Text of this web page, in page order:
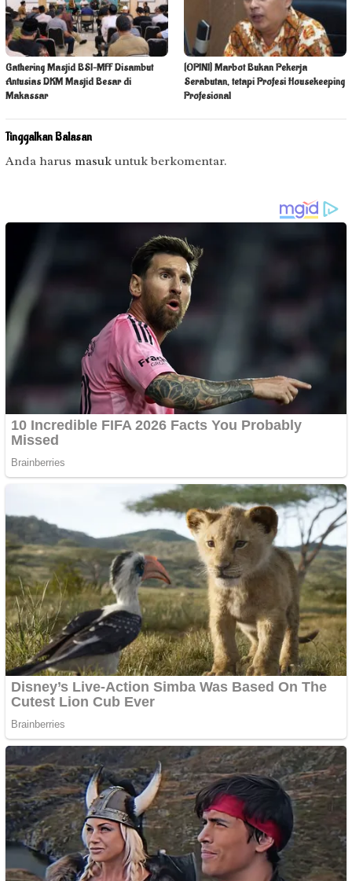
Gathering Masjid BSI–MFF Disambut
Antusias DKM Masjid Besar di
Makassar
[OPINI] Marbot Bukan Pekerja
Serabutan, tetapi Profesi Housekeeping
Profesional
Tinggalkan Balasan
Anda harus masuk untuk berkomentar.